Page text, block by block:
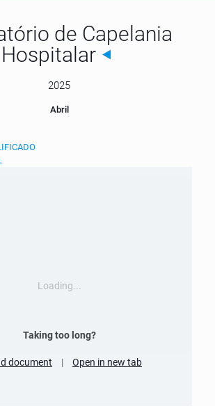
de Capelania
Hospitalar
2025
Abril
Loading...
Taking too long?
document | Open in new tab